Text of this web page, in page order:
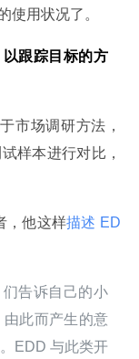
使用状况了。
以跟踪目标的方
市场调研方法，
样本进行对比，
，他这样描述 ED
告诉自己的小
此而产生的意
EDD 与此类开